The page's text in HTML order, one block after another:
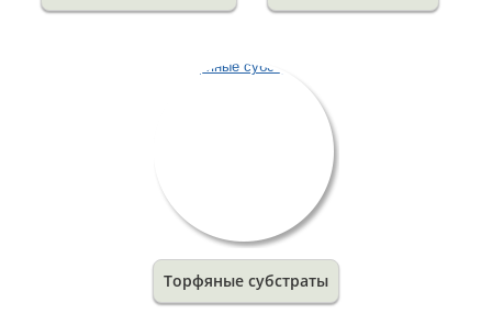
Торфяные субстраты